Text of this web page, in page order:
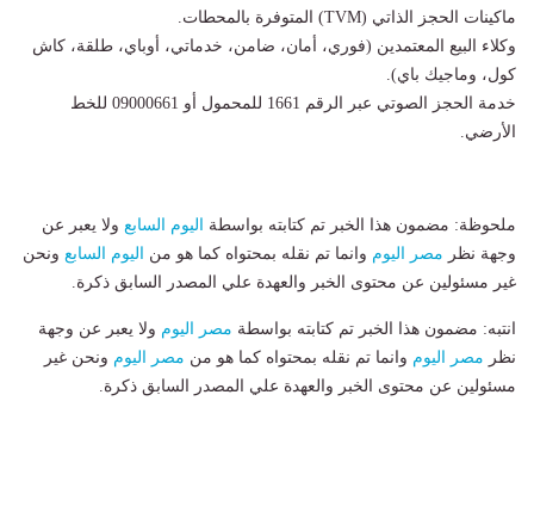
ماكينات الحجز الذاتي (TVM) المتوفرة بالمحطات.
وكلاء البيع المعتمدين (فوري، أمان، ضامن، خدماتي، أوباي، طلقة، كاش
كول، وماجيك باي).
خدمة الحجز الصوتي عبر الرقم 1661 للمحمول أو 09000661 للخط
الأرضي.
ملحوظة: مضمون هذا الخبر تم كتابته بواسطة اليوم السابع ولا يعبر عن
وجهة نظر مصر اليوم وانما تم نقله بمحتواه كما هو من اليوم السابع ونحن
غير مسئولين عن محتوى الخبر والعهدة علي المصدر السابق ذكرة.
انتبه: مضمون هذا الخبر تم كتابته بواسطة مصر اليوم ولا يعبر عن وجهة
نظر مصر اليوم وانما تم نقله بمحتواه كما هو من مصر اليوم ونحن غير
مسئولين عن محتوى الخبر والعهدة علي المصدر السابق ذكرة.